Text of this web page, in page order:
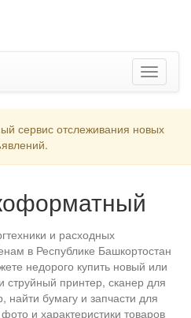
Toggle
navigation
сервис отслеживания новых
и расходных
в Республике Башкортостан
недорого купить новый или
принтер, сканер для
бумагу и запчасти для
и характеристики товаров